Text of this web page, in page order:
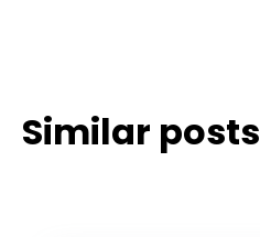
Similar posts